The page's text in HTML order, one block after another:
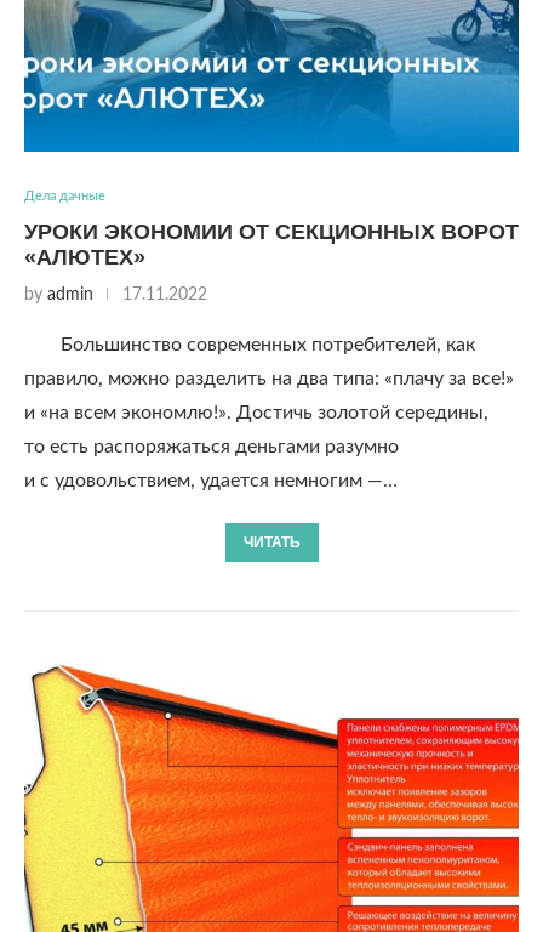
Дела дачные
УРОКИ ЭКОНОМИИ ОТ СЕКЦИОННЫХ ВОРОТ
«АЛЮТЕХ»
by admin 17.11.2022
Большинство современных потребителей, как
правило, можно разделить на два типа: «плачу за все!»
и «на всем экономлю!». Достичь золотой середины,
то есть распоряжаться деньгами разумно
и с удовольствием, удается немногим —…
ЧИТАТЬ